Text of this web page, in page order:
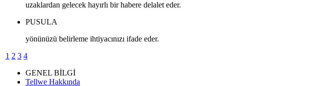
uzaklardan gelecek hayırlı bir habere delalet eder.
PUSULA
yönünüzü belirleme ihtiyacınızı ifade eder.
1 2 3 4
GENEL BİLGİ
Tellwe Hakkında